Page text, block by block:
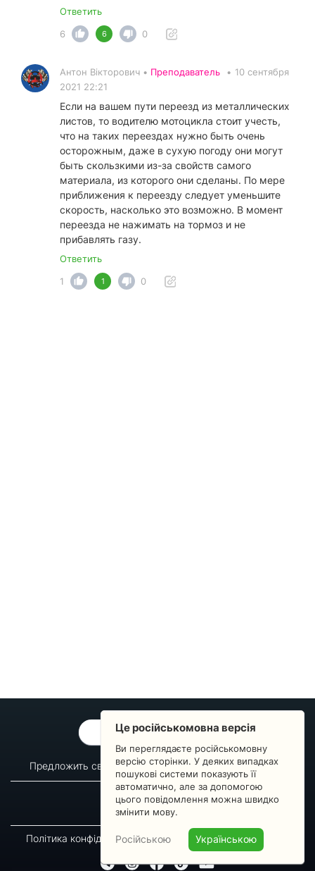
Ответить
6
6 0
Антон Вікторович • Преподаватель • 10 сентября
2021 22:21
Если на вашем пути переезд из металлических
листов, то водителю мотоцикла стоит учесть,
что на таких переездах нужно быть очень
осторожным, даже в сухую погоду они могут
быть скользкими из-за свойств самого
материала, из которого они сделаны. По мере
приближения к переезду следует уменьшите
скорость, насколько это возможно. В момент
переезда не нажимать на тормоз и не
прибавлять газу.
Ответить
1
1 0
ОБРАТНАЯ СВЯЗЬ
Предложить свой вопрос Статистика изменений
О сервисе
Преподавателям
Новости
Пульс страны
Політика конфіденційності Угода підписника
Це російськомовна версія
Ви переглядаєте російськомовну
версію сторінки. У деяких випадках
пошукові системи показують її
автоматично, але за допомогою
цього повідомлення можна швидко
змінити мову.
Російською Українською